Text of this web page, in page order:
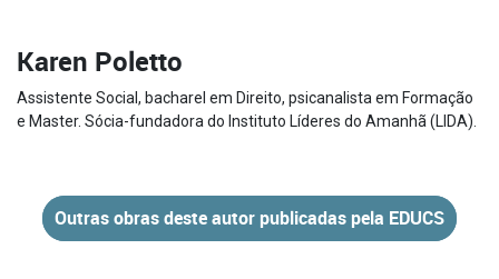
Karen Poletto
Assistente Social, bacharel em Direito, psicanalista em Formação
e Master. Sócia-fundadora do Instituto Líderes do Amanhã (LIDA).
Outras obras deste autor publicadas pela EDUCS